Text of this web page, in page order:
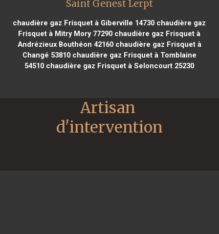
Saint Genest Lerpt
chaudière gaz Frisquet à Giberville 14730 chaudière gaz
Frisquet à Mitry Mory 77290 chaudière gaz Frisquet à
Andrézieux Bouthéon 42160chaudière gaz Frisquet à
Changé 53810chaudière gaz Frisquet à Tomblaine
54510 chaudière gaz Frisquet à Seloncourt 25230
Artisan
d'intervention